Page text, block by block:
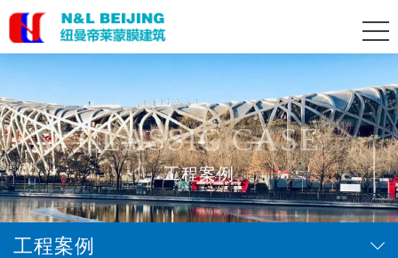
CLASSIC CASE
工程案例
工程案例